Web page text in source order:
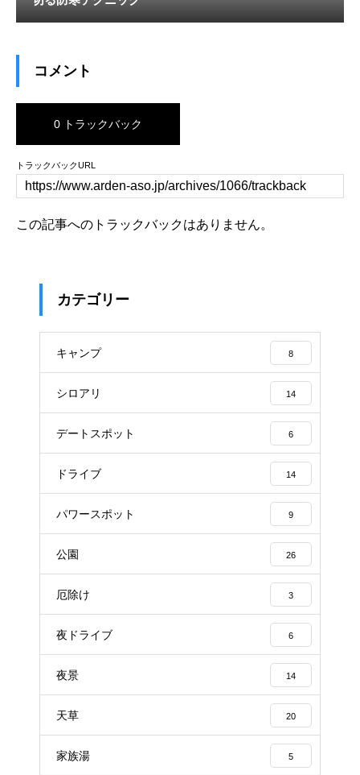
コメント
0 トラックバック
トラックバックURL
この記事へのトラックバックはありません。
カテゴリー
キャンプ 8
シロアリ 14
デートスポット 6
ドライブ 14
パワースポット 9
公園 26
厄除け 3
夜ドライブ 6
夜景 14
天草 20
家族湯 5